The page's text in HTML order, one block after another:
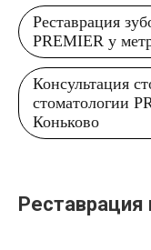
Реставрация
PREMIER у
Консультация
стоматологии
Коньково
Реставрация